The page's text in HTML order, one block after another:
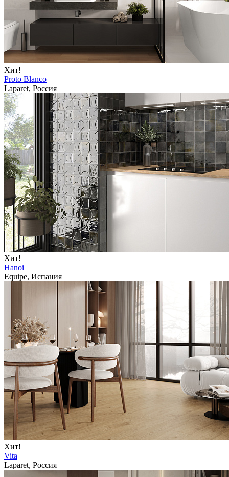
Хит!
Proto Blanco
Laparet, Россия
Хит!
Hanoi
Equipe, Испания
Хит!
Vita
Laparet, Россия